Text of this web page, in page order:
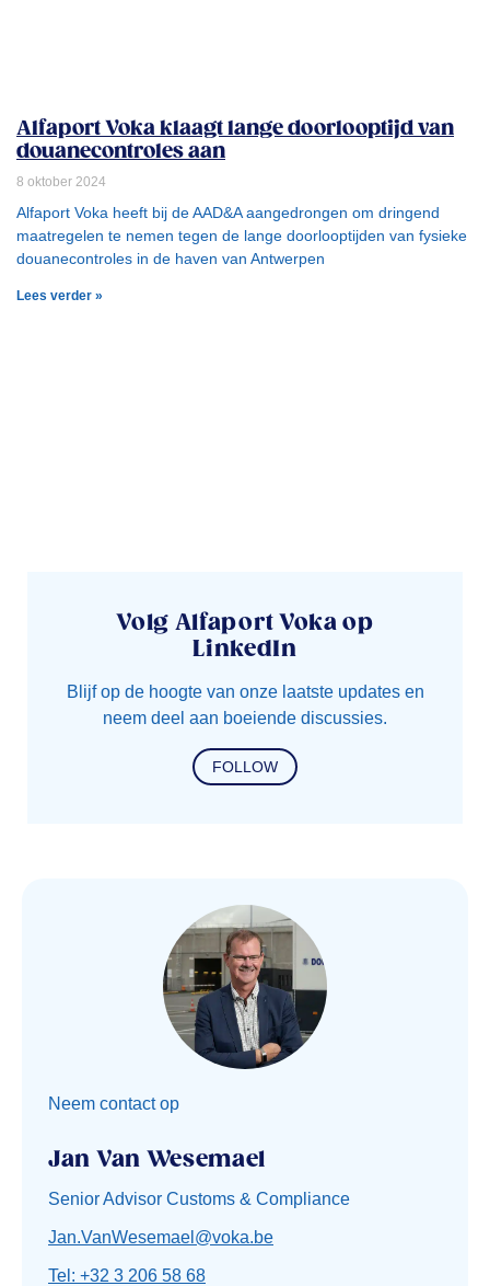
Alfaport Voka klaagt lange doorlooptijd van
douanecontroles aan
8 oktober 2024
Alfaport Voka heeft bij de AAD&A aangedrongen om dringend
maatregelen te nemen tegen de lange doorlooptijden van fysieke
douanecontroles in de haven van Antwerpen
Lees verder »
Volg Alfaport Voka op
LinkedIn
Blijf op de hoogte van onze laatste updates en
neem deel aan boeiende discussies.
FOLLOW
Neem contact op
Jan Van Wesemael
Senior Advisor Customs & Compliance
Jan.VanWesemael@voka.be
Tel: +32 3 206 58 68